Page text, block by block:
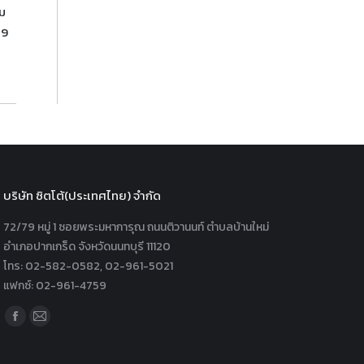
บริษัท ซิตโต้(ประเทศไทย) จำกัด
72/79 หมู่ 1 ซอยพระมหาการุณ ถนนติวานนท์ ตำบลบ้านใหม่
อำเภอปากเกร็ด จังหวัดนนทบุรี 11120
โทร: 02-582-0582, 02-961-5021
แฟกซ์: 02-961-4759
Find us on:
Facebook
Mail